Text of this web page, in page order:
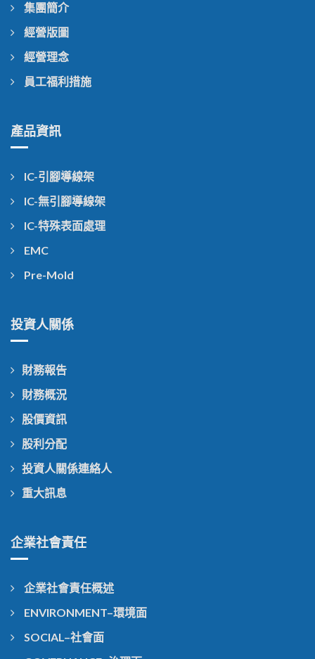
集團簡介
經營版圖
經營理念
員工福利措施
產品資訊
IC-引腳導線架
IC-無引腳導線架
IC-特殊表面處理
EMC
Pre-Mold
投資人關係
財務報告
財務概況
股價資訊
股利分配
投資人關係連絡人
重大訊息
企業社會責任
企業社會責任概述
ENVIRONMENT–環境面
SOCIAL–社會面